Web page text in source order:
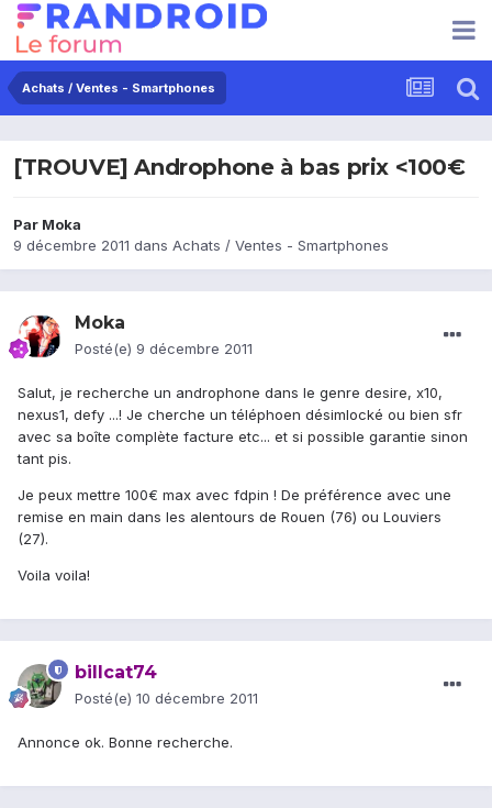
Achats / Ventes - Smartphones
[TROUVE] Androphone à bas prix <100€
Par Moka
9 décembre 2011 dans Achats / Ventes - Smartphones
Moka
Posté(e) 9 décembre 2011
Salut, je recherche un androphone dans le genre desire, x10,
nexus1, defy ...! Je cherche un téléphoen désimlocké ou bien sfr
avec sa boîte complète facture etc... et si possible garantie sinon
tant pis.
Je peux mettre 100€ max avec fdpin ! De préférence avec une
remise en main dans les alentours de Rouen (76) ou Louviers
(27).
Voila voila!
billcat74
Posté(e) 10 décembre 2011
Annonce ok. Bonne recherche.